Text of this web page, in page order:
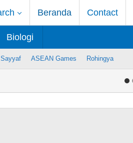
Beranda Contact
Biologi
ASEAN Games Rohingya